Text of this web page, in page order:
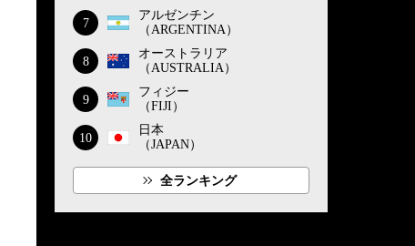
7
アルゼンチン
（ARGENTINA）
8
オーストラリア
（AUSTRALIA）
9
フィジー
（FIJI）
10
日本
（JAPAN）
全ランキング